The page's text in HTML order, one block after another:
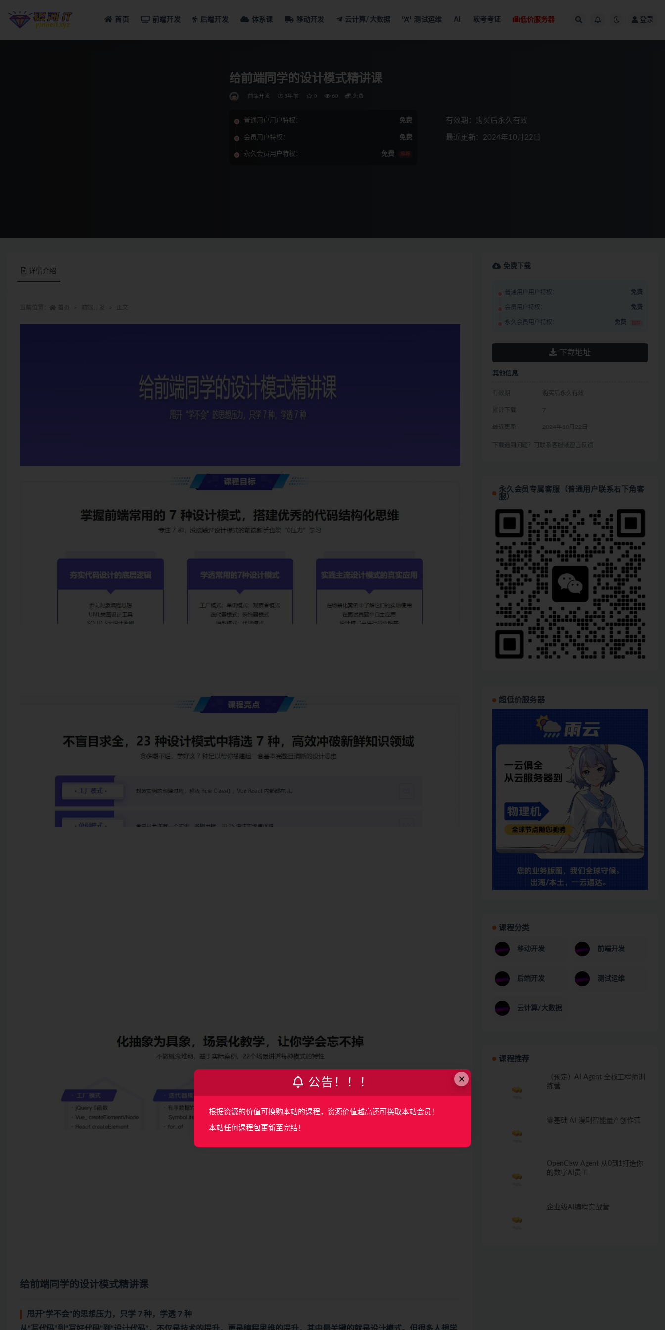
首页 前端开发 后端开发 体系课 移动开发 云计算/大数据 测试运维 AI 软考考证 低价服务器 登录
给前端同学的设计模式精讲课
前端开发 3年前 0 60 免费
普通用户用户特权： 免费
会员用户特权： 免费
永久会员用户特权： 免费 推荐
有效期：购买后永久有效
最近更新：2024年10月22日
详情介绍
给前端同学的设计模式精讲课
甩开“学不会”的思想压力，只学 7 种，学透 7 种
免费下载
普通用户用户特权： 免费
会员用户特权： 免费
永久会员用户特权： 免费 推荐
下载地址
其他信息
有效期 购买后永久有效
累计下载 7
最近更新 2024年10月22日
下载遇到问题？可联系客服或留言反馈
永久会员专属客服（普通用户联系右下角客
服）
超低价服务器
课程分类
移动开发 前端开发
后端开发 测试运维
云计算/大数据
课程推荐
（预定）AI Agent 全栈工程师训
练营
零基础 AI 漫剧智能量产创作营
OpenClaw Agent 从0到1打造你
的数字AI员工
企业级AI编程实战营
×
公告！！！
根据资源的价值可换购本站的课程，资源价值越高还可换取本站会员！
本站任何课程包更新至完结！